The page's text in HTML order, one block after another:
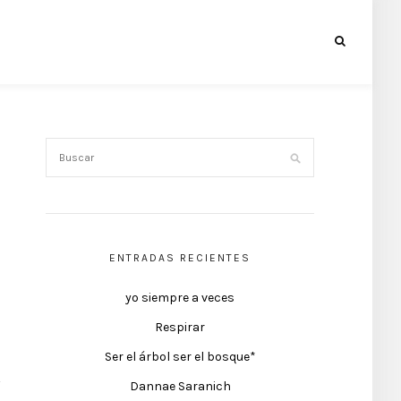
ENTRADAS RECIENTES
yo siempre a veces
Respirar
Ser el árbol ser el bosque*
Dannae Saranich